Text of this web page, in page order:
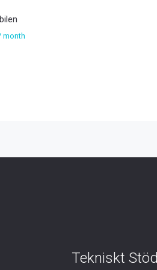
month
Tekniskt Stöd